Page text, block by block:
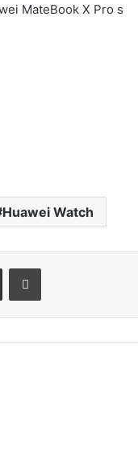
MateBook X Pro s
Huawei Watch